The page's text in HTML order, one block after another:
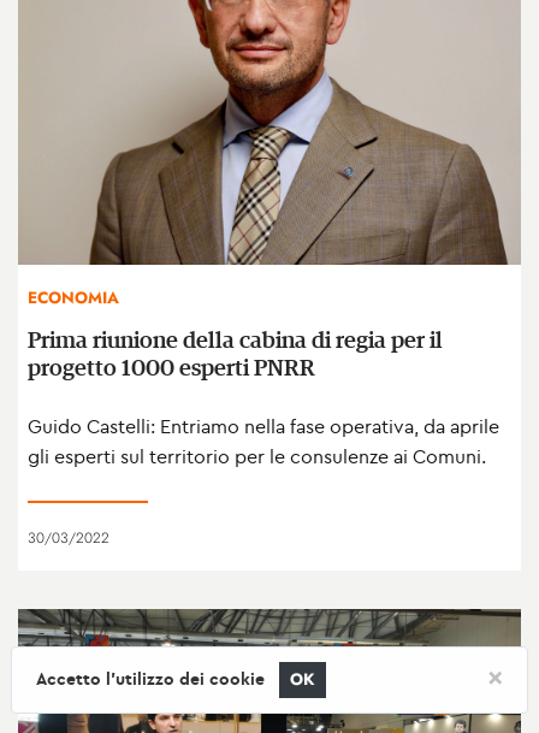
ECONOMIA
Prima riunione della cabina di regia per il
progetto 1000 esperti PNRR
Guido Castelli: Entriamo nella fase operativa, da aprile
gli esperti sul territorio per le consulenze ai Comuni.
30/03/2022
Accetto l'utilizzo dei cookie OK ×